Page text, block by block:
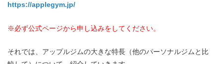
https://applegym.jp/
※必ず公式ページから申し込みをしてください。
それでは、アップルジムの大きな特長（他のパーソナルジムと比